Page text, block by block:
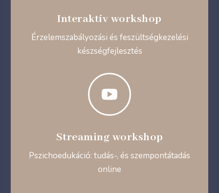
Interaktív workshop
Érzelemszabályozási és feszültségkezelési
készségfejlesztés

Streaming workshop
Pszichoedukáció: tudás-, és szempontátadás
online